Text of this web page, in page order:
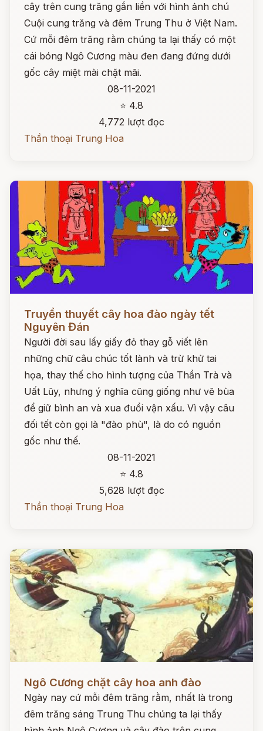
cây trên cung trăng gắn liền với hình ảnh chú
Cuội cung trăng và đêm Trung Thu ở Việt Nam.
Cứ mỗi đêm trăng rằm chúng ta lại thấy có một
cái bóng Ngô Cương màu đen đang đứng dưới
gốc cây miệt mài chặt mãi.
08-11-2021
⭐ 4.8
4,772 lượt đọc
Thần thoại Trung Hoa
Đọc ngay
Truyền thuyết cây hoa đào ngày tết
Nguyên Đán
Người đời sau lấy giấy đỏ thay gỗ viết lên
những chữ câu chúc tốt lành và trừ khử tai
họa, thay thế cho hình tượng của Thần Trà và
Uất Lũy, nhưng ý nghĩa cũng giống như vẽ bùa
để giữ bình an và xua đuổi vận xấu. Vì vậy câu
đối tết còn gọi là "đào phù", là do có nguồn
gốc như thế.
08-11-2021
⭐ 4.8
5,628 lượt đọc
Thần thoại Trung Hoa
Ngô Cương chặt cây hoa anh đào
Ngày nay cứ mỗi đêm trăng rằm, nhất là trong
đêm trăng sáng Trung Thu chúng ta lại thấy